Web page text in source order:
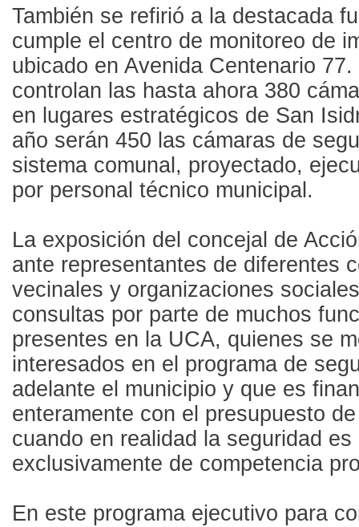
También se refirió a la destacada
cumple el centro de monitoreo de
ubicado en Avenida Centenario
controlan las hasta ahora 380
en lugares estratégicos de San
año serán 450 las cámaras de
sistema comunal, proyectado,
por personal técnico municipal.
La exposición del concejal de
ante representantes de diferentes
vecinales y organizaciones
consultas por parte de muchos
presentes en la UCA, quienes se
interesados en el programa de
adelante el municipio y que es
enteramente con el presupuesto
cuando en realidad la seguridad es
exclusivamente de competencia
En este programa ejecutivo para